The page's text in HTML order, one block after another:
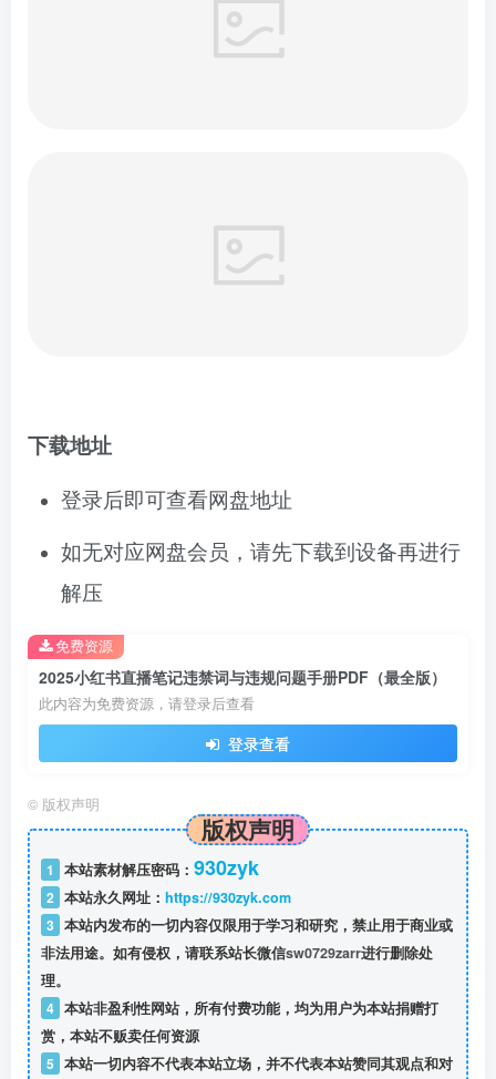
下载地址
登录后即可查看网盘地址
如无对应网盘会员，请先下载到设备再进行
解压
2025小红书直播笔记违禁词与违规问题手册PDF（最全版）
此内容为免费资源，请登录后查看
登录查看
免费资源
© 版权声明
版权声明
1 本站素材解压密码： 930zyk
2 本站永久网址： https://930zyk.com
3 本站内发布的一切内容仅限用于学习和研究，禁止用于商业或
非法用途。如有侵权，请联系站长微信sw0729zarr进行删除处
理。
4 本站非盈利性网站，所有付费功能，均为用户为本站捐赠打
赏，本站不贩卖任何资源
5 本站一切内容不代表本站立场，并不代表本站赞同其观点和对